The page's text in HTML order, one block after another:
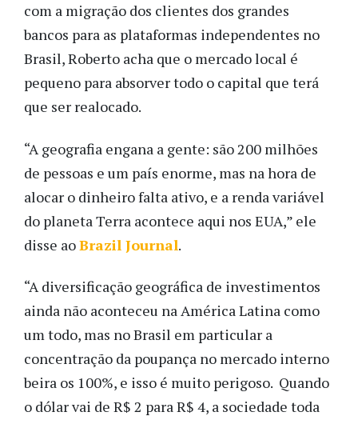
com a migração dos clientes dos grandes
bancos para as plataformas independentes no
Brasil, Roberto acha que o mercado local é
pequeno para absorver todo o capital que terá
que ser realocado.
“A geografia engana a gente: são 200 milhões
de pessoas e um país enorme, mas na hora de
alocar o dinheiro falta ativo, e a renda variável
do planeta Terra acontece aqui nos EUA,” ele
disse aoBrazil Journal.
“A diversificação geográfica de investimentos
ainda não aconteceu na América Latina como
um todo, mas no Brasil em particular a
concentração da poupança no mercado interno
beira os 100%, e isso é muito perigoso. Quando
o dólar vai de R$ 2 para R$ 4, a sociedade toda